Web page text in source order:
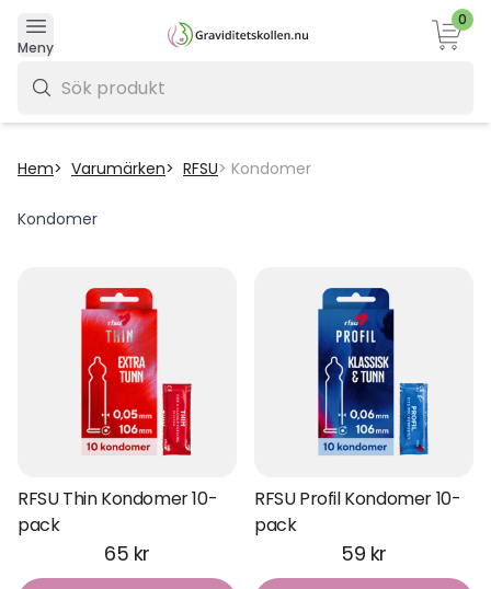
Meny
0
Hem Varumärken RFSU Kondomer
Kondomer
RFSU Thin Kondomer 10-
pack
65 kr
RFSU Profil Kondomer 10-
pack
59 kr